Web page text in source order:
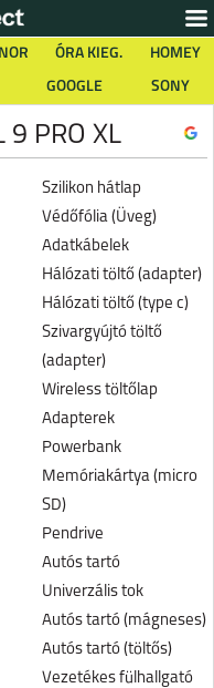
ÓRA KIEG.
HOMEY
GOOGLE SONY
9 PRO XL
Szilikon hátlap
Védőfólia (Üveg)
Adatkábelek
Hálózati töltő (adapter)
Hálózati töltő (type c)
Szivargyújtó töltő
(adapter)
Wireless töltőlap
Adapterek
Powerbank
Memóriakártya (micro
SD)
Pendrive
Autós tartó
Univerzális tok
Autós tartó (mágneses)
Autós tartó (töltős)
Vezetékes fülhallgató